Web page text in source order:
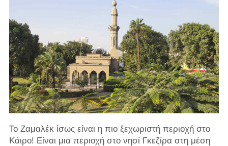
Το Ζαμαλέκ ίσως είναι η πιο ξεχωριστή περιοχή στο
Κάιρο! Είναι μια περιοχή στο νησί Γκεζίρα στη μέση